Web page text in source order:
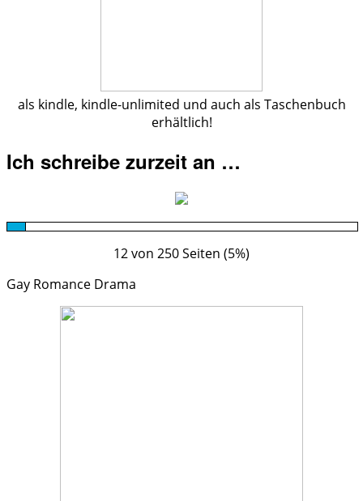
als kindle, kindle-unlimited und auch als Taschenbuch
erhältlich!
Ich schreibe zurzeit an …
12 von 250 Seiten (5%)
Gay Romance Drama